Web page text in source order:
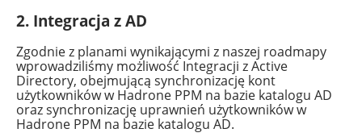
2. Integracja z AD
Zgodnie z planami wynikającymi z naszej roadmapy
wprowadziliśmy możliwość Integracji z Active
Directory, obejmującą synchronizację kont
użytkowników w Hadrone PPM na bazie katalogu AD
oraz synchronizację uprawnień użytkowników w
Hadrone PPM na bazie katalogu AD.